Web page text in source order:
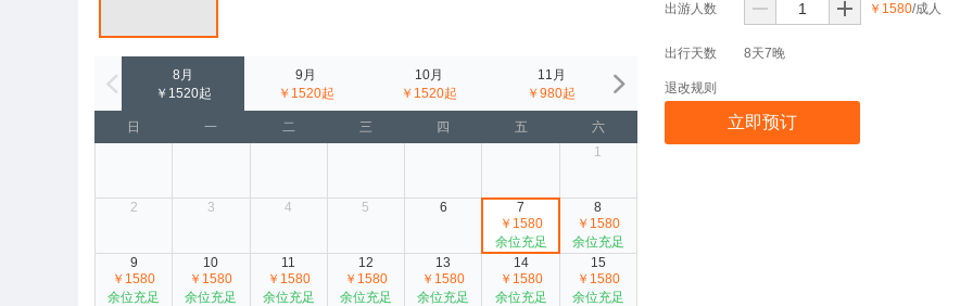
8月
￥1520起
9月
￥1520起
10月
￥1520起
11月
￥980起
￥980起
日 一 二 三 四 五
六
1
2 3 4 5 6
7
￥1580
余位充足
8
￥1580
余位充足
9
￥1580
余位充足
10
￥1580
余位充足
11
￥1580
余位充足
12
￥1580
余位充足
13
￥1580
余位充足
14
￥1580
余位充足
15
￥1580
余位充足
出游人数 ￥1580/成人
出行天数 8天7晚
退改规则
立即预订